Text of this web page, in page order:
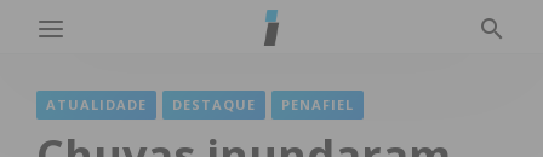
ATUALIDADE DESTAQUE PENAFIEL